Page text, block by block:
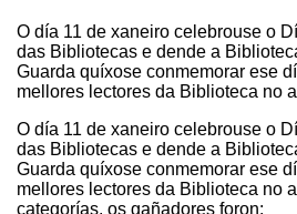
O día 11 de xaneiro celebrouse o
das Bibliotecas e dende a
Guarda quíxose conmemorar ese
mellores lectores da Biblioteca no
O día 11 de xaneiro celebrouse o
das Bibliotecas e dende a
Guarda quíxose conmemorar ese
mellores lectores da Biblioteca no
categorías, os gañadores foron: